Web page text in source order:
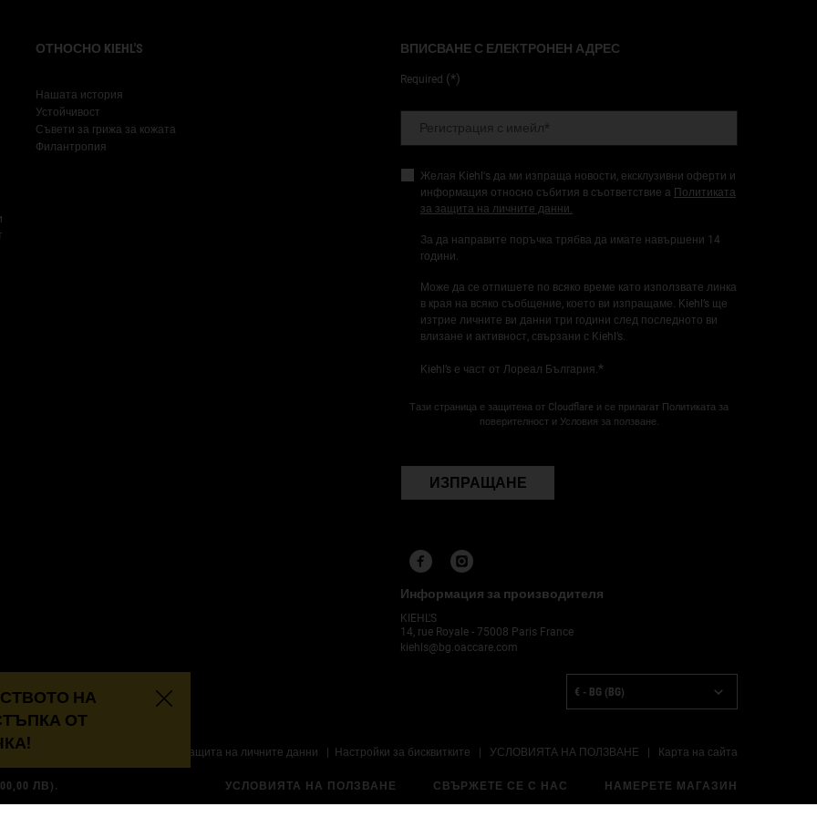
ОТНОСНО KIEHL'S
Нашата история
Устойчивост
Съвети за грижа за кожата
Филантропия
ВПИСВАНЕ С ЕЛЕКТРОНЕН АДРЕС
Required (*)
Регистрация с имейл*
Желая Kiehl's да ми изпраща новости, ексклузивни оферти и
информация относно събития в съответствие а Политиката
за защита на личните данни.
За да направите поръчка трябва да имате навършени 14
години.
Може да се отпишете по всяко време като използвате линка
в края на всяко съобщение, което ви изпращаме. Kiehl’s ще
изтрие личните ви данни три години след последното ви
влизане и активност, свързани с Kiehl’s.
Kiehl’s е част от Лореал България.*
Тази страница е защитена от Cloudflare и се прилагат Политиката за
поверителност и Условия за ползване.
ИЗПРАЩАНЕ
Информация за производителя
KIEHL'S
14, rue Royale - 75008 Paris France
kiehls@bg.oaccare.com
€ - BG (BG)
Политиката за защита на личните данни Настройки за бисквитките УСЛОВИЯТА НА ПОЛЗВАНЕ Карта на сайта
НА
ОТ
ЛВ). УСЛОВИЯТА НА ПОЛЗВАНЕ СВЪРЖЕТЕ СЕ С НАС НАМЕРЕТЕ МАГАЗИН